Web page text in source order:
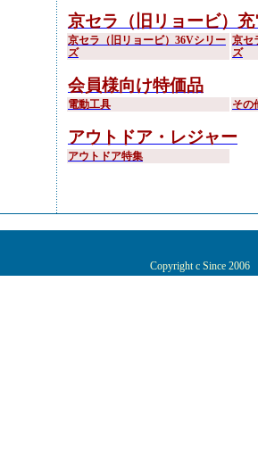
京セラ（旧リョービ）
京セラ（旧リョービ）36Vシリー
ズ
京セ
ズ
会員様向け特価品
電動工具 その
アウトドア・レジャー
アウトドア特集
Copyright c Since